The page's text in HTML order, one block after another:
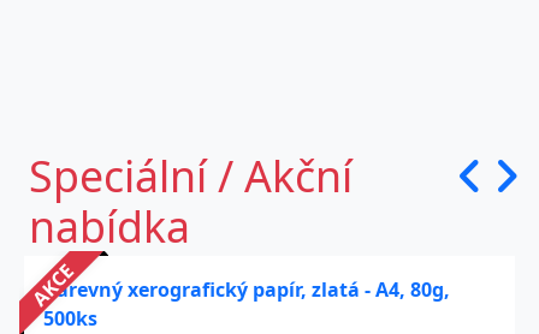
Speciální / Akční
nabídka
AKCE
Barevný xerografický papír, zlatá - A4, 80g,
500ks